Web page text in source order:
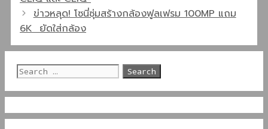
ข่าวหลุด! โซนี่ซุ่มสร้างกล้องฟูลเฟรม 100MP แถม
6K ยัดใส่กล้อง
Search